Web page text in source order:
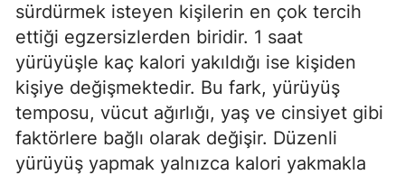
sürdürmek isteyen kişilerin en çok tercih
ettiği egzersizlerden biridir. 1 saat
yürüyüşle kaç kalori yakıldığı ise kişiden
kişiye değişmektedir. Bu fark, yürüyüş
temposu, vücut ağırlığı, yaş ve cinsiyet gibi
faktörlere bağlı olarak değişir. Düzenli
yürüyüş yapmak yalnızca kalori yakmakla